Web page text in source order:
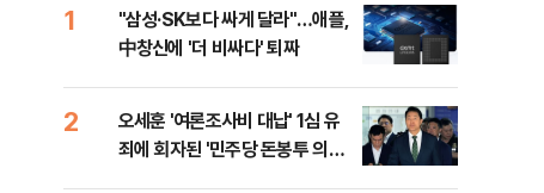
1
"삼성·SK보다 싸게 달라"…애플,
中창신에 '더 비싸다' 퇴짜
2
오세훈 '여론조사비 대납' 1심 유
죄에 회자된 '민주당 돈봉투 의